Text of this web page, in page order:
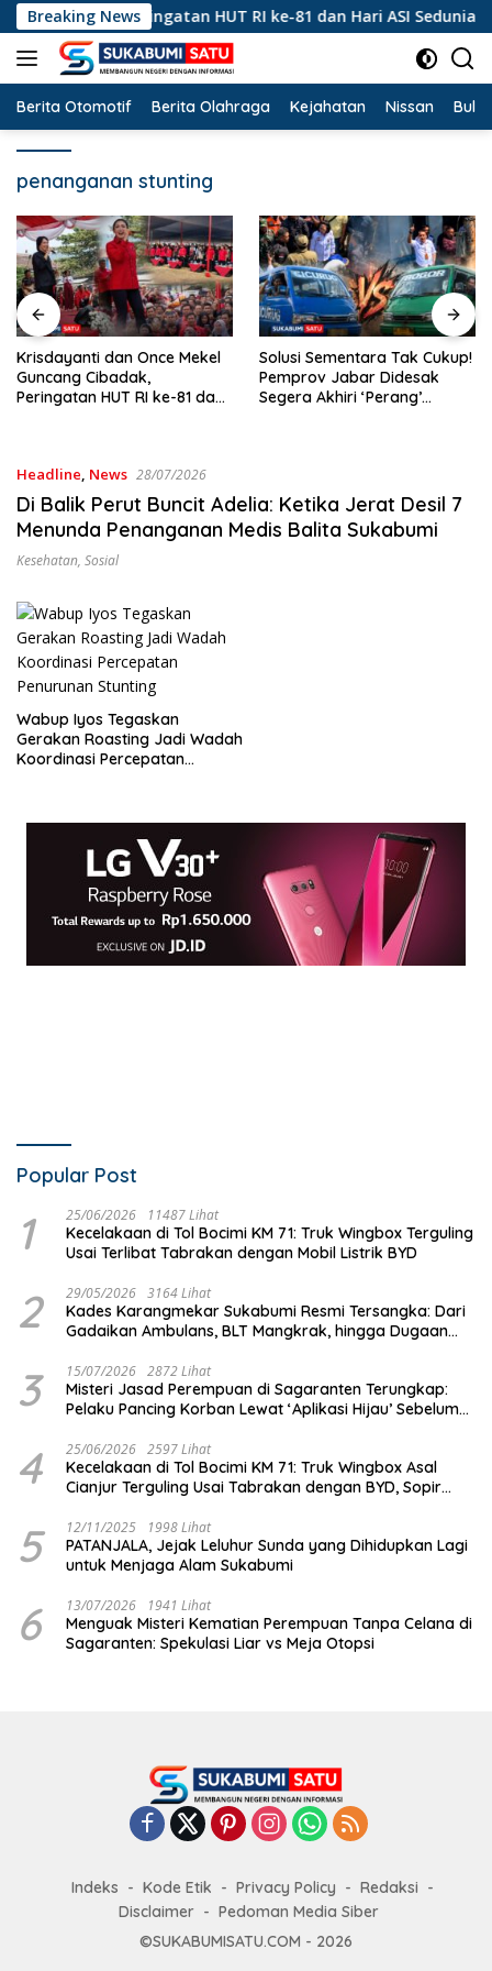
Langsung
ke
konten
Breaking News
Cibadak, Peringatan HUT RI ke-81 dan Hari ASI Sedunia
Berita Otomotif Berita Olahraga Kejahatan Nissan
penanganan stunting
Krisdayanti dan Once Mekel
Guncang Cibadak,
Peringatan HUT RI ke-81 dan
Solusi Sementara Tak Cukup!
Pemprov Jabar Didesak
Segera Akhiri ‘Perang’
Headline, News 28/07/2026
Di Balik Perut Buncit Adelia: Ketika Jerat Desil 7
Menunda Penanganan Medis Balita Sukabumi
Kesehatan, Sosial
Wabup Iyos Tegaskan
Gerakan Roasting Jadi Wadah
Koordinasi Percepatan
Popular Post
1 25/06/2026 11487 Lihat
Kecelakaan di Tol Bocimi KM 71: Truk Wingbox Terguling
Usai Terlibat Tabrakan dengan Mobil Listrik BYD
2 29/05/2026 3164 Lihat
Kades Karangmekar Sukabumi Resmi Tersangka: Dari
Gadaikan Ambulans, BLT Mangkrak, hingga Dugaan
3 15/07/2026 2872 Lihat
Misteri Jasad Perempuan di Sagaranten Terungkap:
Pelaku Pancing Korban Lewat ‘Aplikasi Hijau’ Sebelum
4 25/06/2026 2597 Lihat
Kecelakaan di Tol Bocimi KM 71: Truk Wingbox Asal
Cianjur Terguling Usai Tabrakan dengan BYD, Sopir
5 12/11/2025 1998 Lihat
PATANJALA, Jejak Leluhur Sunda yang Dihidupkan Lagi
untuk Menjaga Alam Sukabumi
6 13/07/2026 1941 Lihat
Menguak Misteri Kematian Perempuan Tanpa Celana di
Sagaranten: Spekulasi Liar vs Meja Otopsi
Indeks Kode Etik Privacy Policy
Redaksi
Disclaimer
Pedoman Media Siber
©SUKABUMISATU.COM - 2026